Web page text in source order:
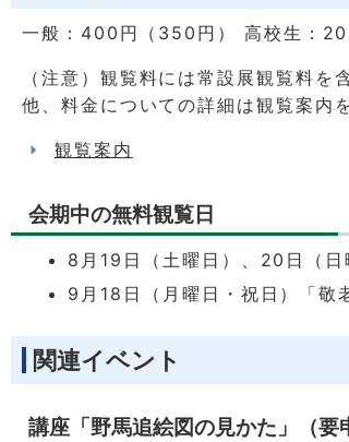
一般：400円（350円） 高校生：
（注意）観覧料には常設展観覧料
他、料金についての詳細は観覧案内
観覧案内
会期中の無料観覧日
8月19日（土曜日）、20日（日
9月18日（月曜日・祝日）「敬
関連イベント
講座「野馬追絵図の見かた」（要